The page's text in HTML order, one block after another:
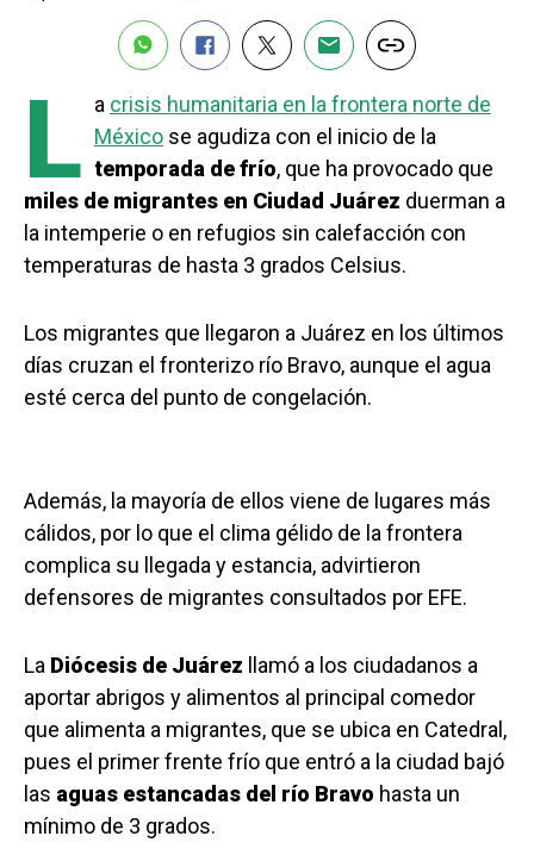
L a crisis humanitaria en la frontera norte de
México se agudiza con el inicio de la
temporada de frío, que ha provocado que
miles de migrantes en Ciudad Juárez duerman a
la intemperie o en refugios sin calefacción con
temperaturas de hasta 3 grados Celsius.
Los migrantes que llegaron a Juárez en los últimos
días cruzan el fronterizo río Bravo, aunque el agua
esté cerca del punto de congelación.
Además, la mayoría de ellos viene de lugares más
cálidos, por lo que el clima gélido de la frontera
complica su llegada y estancia, advirtieron
defensores de migrantes consultados por EFE.
La Diócesis de Juárez llamó a los ciudadanos a
aportar abrigos y alimentos al principal comedor
que alimenta a migrantes, que se ubica en Catedral,
pues el primer frente frío que entró a la ciudad bajó
las aguas estancadas del río Bravo hasta un
mínimo de 3 grados.